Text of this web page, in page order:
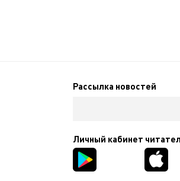
Рассылка новостей
Личный кабинет